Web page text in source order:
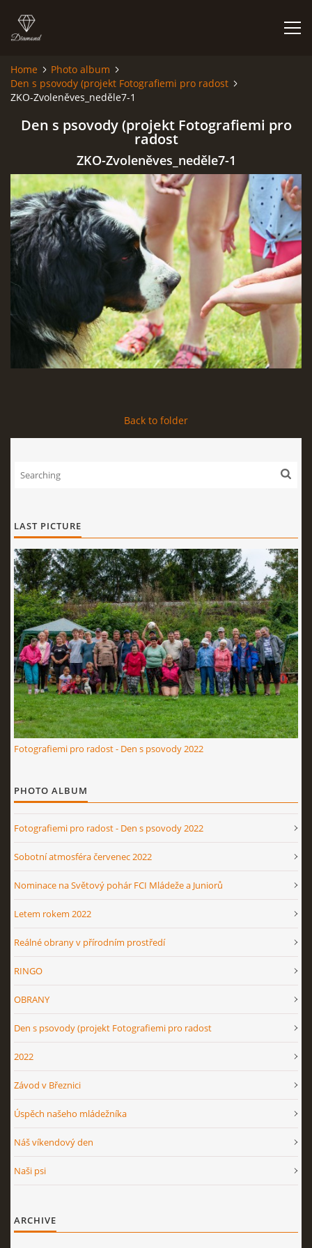
HOME
PHOTO ALBUM
© 2026 eStránky.cz RSS
Home
Photo album
Den s psovody (projekt Fotografiemi pro radost
ZKO-Zvoleněves_neděle7-1
Den s psovody (projekt Fotografiemi pro
radost
ZKO-Zvoleněves_neděle7-1
Back to folder
LAST PICTURE
Fotografiemi pro radost - Den s psovody 2022
PHOTO ALBUM
Fotografiemi pro radost - Den s psovody 2022
Sobotní atmosféra červenec 2022
Nominace na Světový pohár FCI Mládeže a Juniorů
Letem rokem 2022
Reálné obrany v přírodním prostředí
RINGO
OBRANY
Den s psovody (projekt Fotografiemi pro radost
2022
Závod v Březnici
Úspěch našeho mládežníka
Náš víkendový den
Naši psi
ARCHIVE